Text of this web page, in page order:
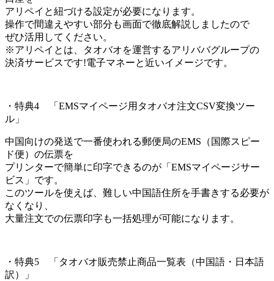
アリペイと紐づける設定が必要になります。
操作で間違えやすい部分も画面で徹底解説しましたので
ぜひ活用してください。
※アリペイとは、タオバオを運営するアリババグループの
決済サービスです!電子マネーと近いイメージです。
・特典4 「EMSマイページ用タオバオ注文CSV変換ツー
ル」
中国向けの発送で一番使われる郵便局のEMS（国際スピー
ド便）の伝票を
プリンターで簡単に印字できるのが「EMSマイページサー
ビス」です。
このツールを使えば、難しい中国語住所を手書きする必要が
なくなり、
大量注文での伝票印字も一括処理が可能になります。
・特典5 「タオバオ販売禁止商品一覧表（中国語・日本語
訳）」